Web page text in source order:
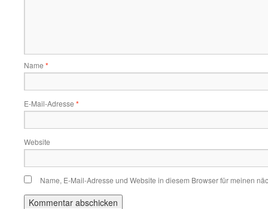
Name *
E-Mail-Adresse *
Website
Name, E-Mail-Adresse und Website in diesem Browser für meinen